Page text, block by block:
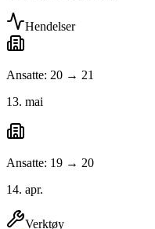
Hendelser
Ansatte: 20 → 21
13. mai
Ansatte: 19 → 20
14. apr.
Verktøy